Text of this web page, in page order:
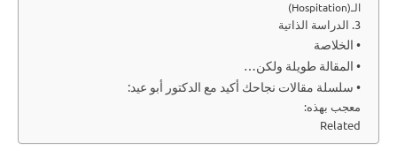
الـ(Hospitation)
3. الدراسة الذاتية
• الخلاصة
• المقالة طويلة ولكن…
• سلسلة مقالات نجاحك أكيد مع الدكتور أبو عيد:
معجب بهذه:
Related